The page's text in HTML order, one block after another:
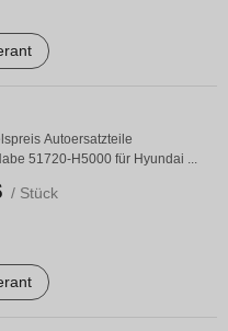
Autoersatzteile
51720-H5000 für Hyundai ...
/ Stück